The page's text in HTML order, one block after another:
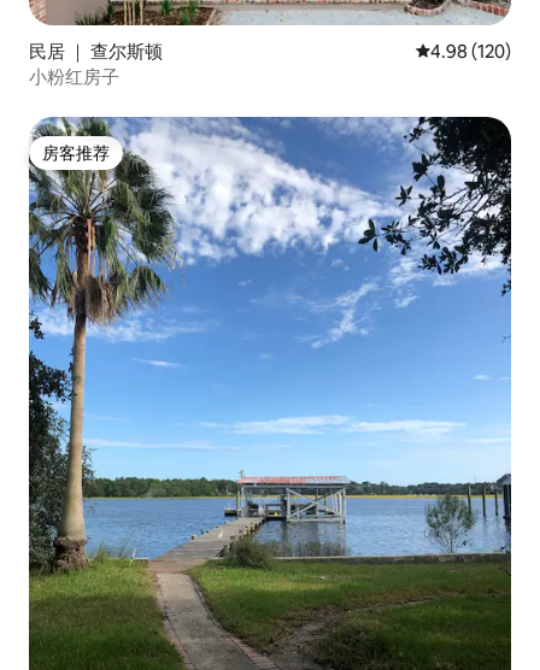
民居 ｜ 查尔斯顿 平均评分 4.98
4.98 (120)
小粉红房子
房客推荐
房客推荐